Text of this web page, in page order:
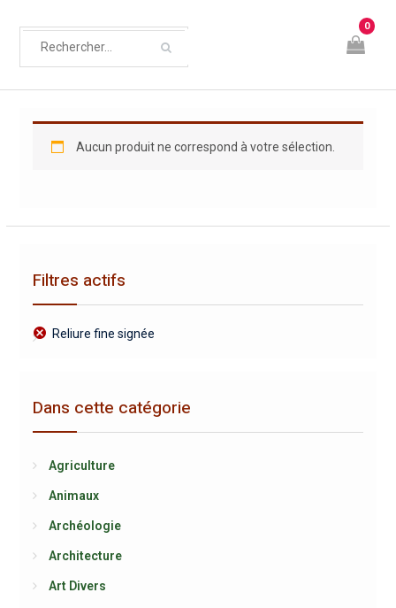
0
Aucun produit ne correspond à votre sélection.
Filtres actifs
Reliure fine signée
Dans cette catégorie
Agriculture
Animaux
Archéologie
Architecture
Art Divers